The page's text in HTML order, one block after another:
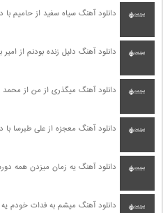
دانلود آهنگ سیاه سفید از حامیم با
دانلود آهنگ دلیل زنده بودنم از امیر
دانلود آهنگ میگذری از من از
دانلود آهنگ معجزه از علی طبرسا با
دانلود آهنگ یه زمان میزدن همه
دانلود آهنگ میشم به فدات خودم